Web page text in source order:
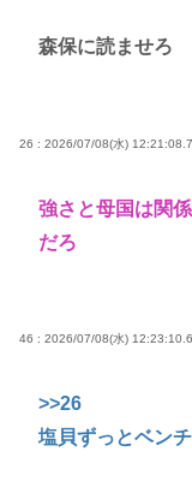
森保に読ませろ
26 : 2026/07/08(水)
強さと母国は関
だろ
46 : 2026/07/08(水)
>>26
塩貝ずっとベン